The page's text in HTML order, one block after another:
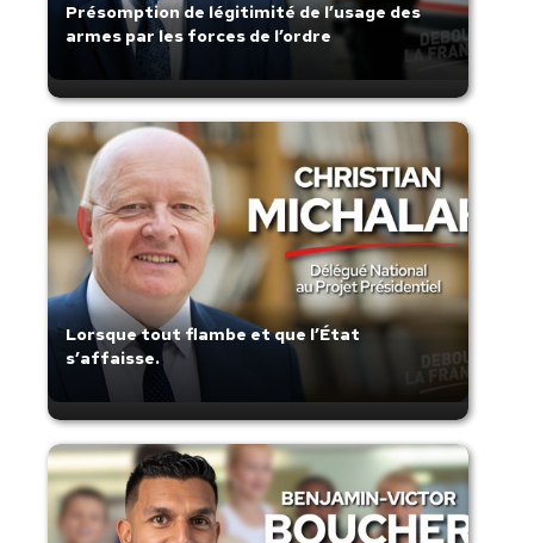
Présomption de légitimité de l’usage des
armes par les forces de l’ordre
Lorsque tout flambe et que l’État
s’affaisse.